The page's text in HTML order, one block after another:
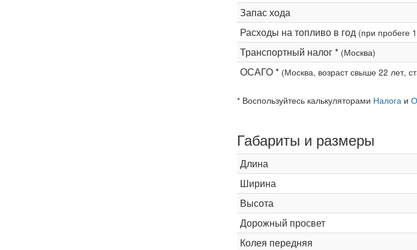
Запас хода
Расходы на топливо в год (при пробеге
Транспортный налог * (Москва)
ОСАГО * (Москва, возраст свыше 22 лет,
* Воспользуйтесь калькуляторами Налогаи
Габариты и размеры
Длина
Ширина
Высота
Дорожный просвет
Колея передняя